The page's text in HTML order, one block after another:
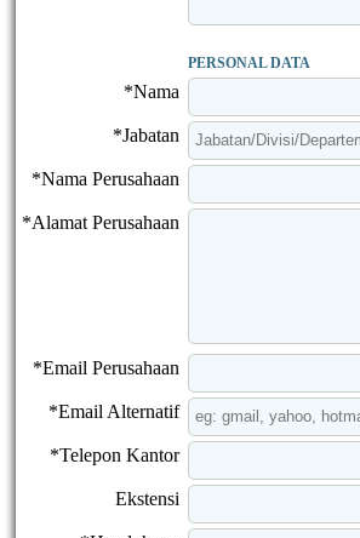
PERSONAL DATA
*Nama
*Jabatan
*Nama Perusahaan
*Alamat Perusahaan
*Email Perusahaan
*Email Alternatif
*Telepon Kantor
Ekstensi